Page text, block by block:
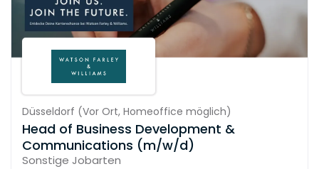
Düsseldorf (Vor Ort, Homeoffice möglich)
Head of Business Development &
Communications (m/w/d)
Sonstige Jobarten